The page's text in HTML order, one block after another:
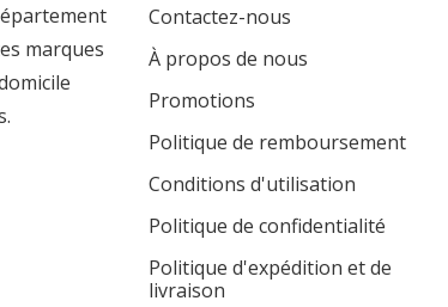
marques
Contactez-nous
À propos de nous
Promotions
Politique de remboursement
Conditions d'utilisation
Politique de confidentialité
Politique d'expédition et de
livraison